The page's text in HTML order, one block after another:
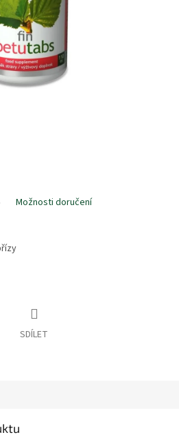
Možnosti doručení
SDÍLET